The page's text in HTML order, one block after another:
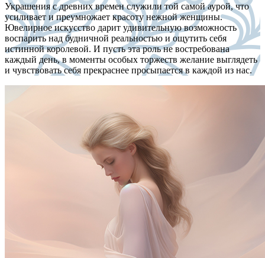
Украшения с древних времен служили той самой аурой, что
усиливает и преумножает красоту нежной женщины.
Ювелирное искусство дарит удивительную возможность
воспарить над будничной реальностью и ощутить себя
истинной королевой. И пусть эта роль не востребована
каждый день, в моменты особых торжеств желание выглядеть
и чувствовать себя прекраснее просыпается в каждой из нас.